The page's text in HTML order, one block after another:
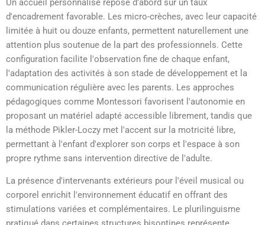
d'encadrement favorable. Les micro-crèches, avec leur capacité
limitée à huit ou douze enfants, permettent naturellement une
attention plus soutenue de la part des professionnels. Cette
configuration facilite l'observation fine de chaque enfant,
l'adaptation des activités à son stade de développement et la
communication régulière avec les parents. Les approches
pédagogiques comme Montessori favorisent l'autonomie en
proposant un matériel adapté accessible librement, tandis que
la méthode Pikler-Loczy met l'accent sur la motricité libre,
permettant à l'enfant d'explorer son corps et l'espace à son
propre rythme sans intervention directive de l'adulte.
La présence d'intervenants extérieurs pour l'éveil musical ou
corporel enrichit l'environnement éducatif en offrant des
stimulations variées et complémentaires. Le plurilinguisme